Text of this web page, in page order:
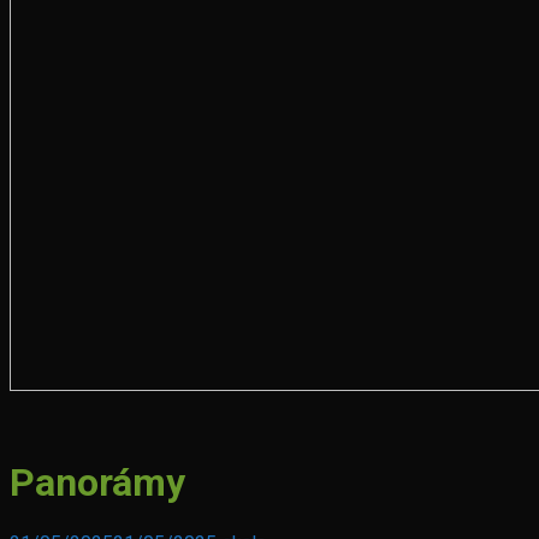
Senec
Panorámy